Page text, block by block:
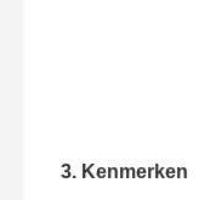
3. Kenmerken